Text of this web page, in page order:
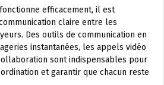
efficacement, il est
claire entre les
Des outils de communication en
instantanées, les appels vidéo
sont indispensables pour
et garantir que chacun reste